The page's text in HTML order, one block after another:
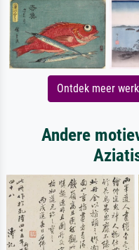
Ontdek meer
Andere